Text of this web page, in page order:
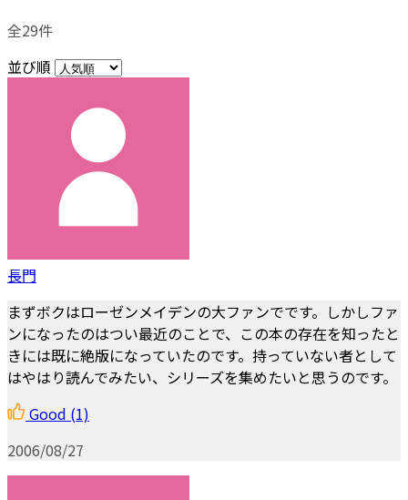
全29件
並び順
長門
まずボクはローゼンメイデンの大ファンでです。しかしファ
ンになったのはつい最近のことで、この本の存在を知ったと
きには既に絶版になっていたのです。持っていない者として
はやはり読んでみたい、シリーズを集めたいと思うのです。
Good (1)
2006/08/27